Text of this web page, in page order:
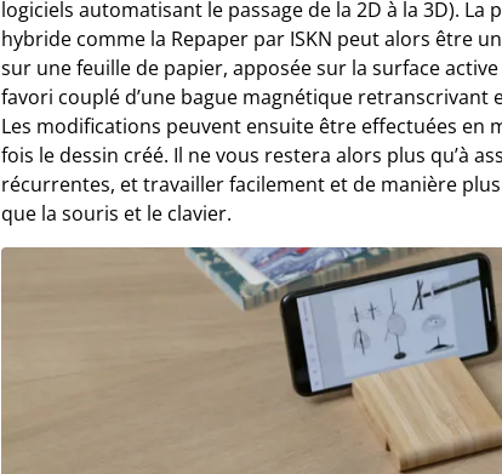
logiciels automatisant le passage de la 2D à la 3D).
hybride comme la Repaper par ISKN peut alors être
sur une feuille de papier, apposée sur la surface
favori couplé d’une bague magnétique
Les modifications peuvent ensuite être effectuées en
fois le dessin créé. Il ne vous restera alors plus qu’à
récurrentes, et travailler facilement et de manière
que la souris et le clavier.